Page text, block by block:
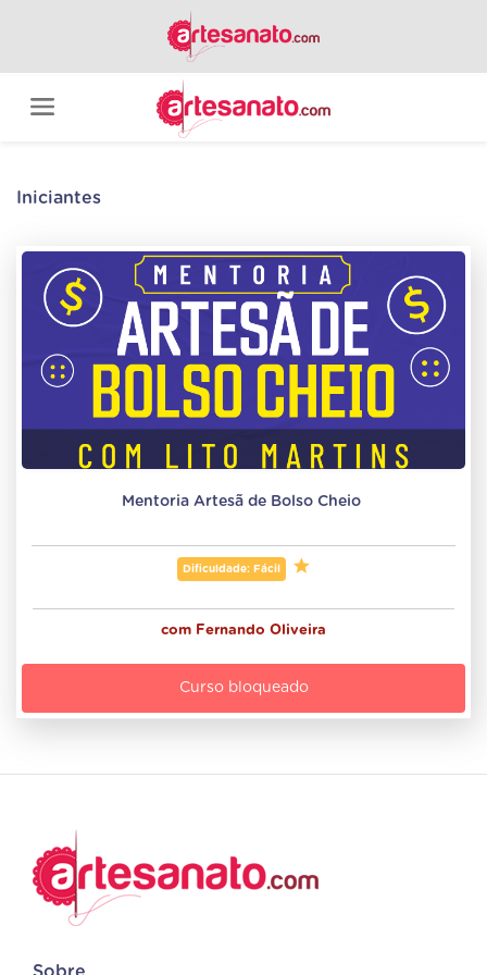
Iniciantes
Mentoria Artesã de Bolso Cheio
Dificuldade: Fácil
com Fernando Oliveira
Curso bloqueado